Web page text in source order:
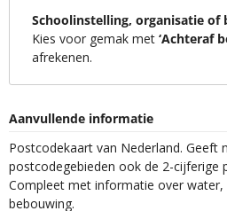
Schoolinstelling, organisatie of
Kies voor gemak met ‘Achteraf
afrekenen.
Aanvullende informatie
Postcodekaart van Nederland. Geeft
postcodegebieden ook de 2-cijferige
Compleet met informatie over water,
bebouwing.